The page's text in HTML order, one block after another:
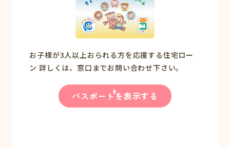
お子様が3人以上おられる方を応援する住宅ロー
ン 詳しくは、窓口までお問い合わせ下さい。
パスポートを表示する